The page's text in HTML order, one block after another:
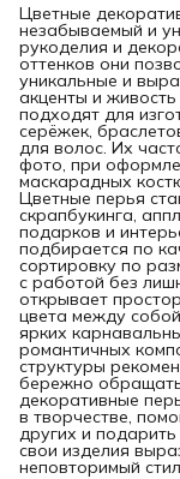
Цветные
незабываемый и
рукоделия и
оттенков они
уникальные и
акценты и
подходят для
серёжек,
для волос. Их
фото, при
маскарадных
Цветные перья
скрапбукинга,
подарков и
подбирается по
сортировку по
с работой без
открывает
цвета между
ярких
романтичных
структуры
бережно
декоративные
в творчестве,
других и
свои изделия
неповторимый